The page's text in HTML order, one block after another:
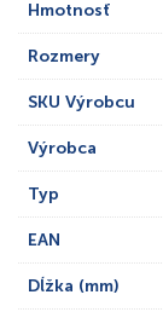
Hmotnosť
Rozmery
SKU Výrobcu
Výrobca
Typ
EAN
Dĺžka (mm)